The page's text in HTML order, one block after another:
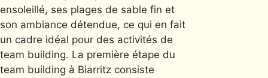
ensoleillé, ses plages de sable fin et
son ambiance détendue, ce qui en fait
un cadre idéal pour des activités de
team building. La première étape du
team building à Biarritz consiste